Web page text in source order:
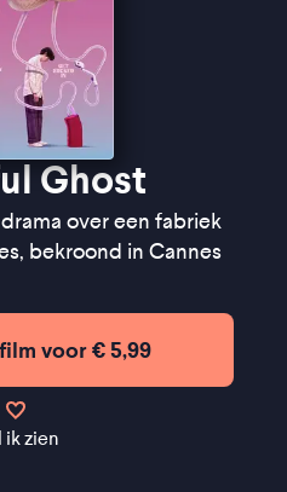
Ghost
over een fabriek
bekroond in Cannes
voor € 5,99
ik zien